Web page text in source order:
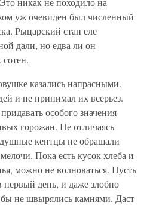
уж очевиден был численный
Рыцарский стан еле
дали, но едва ли он
казались напрасными.
и не принимал их всерьез.
особого значения
горожан. Не отличаясь
кентцы не обращали
Пока есть кусок хлеба и
можно не волноваться. Пусть
первый день, и даже злобно
не швырялись камнями. Даст